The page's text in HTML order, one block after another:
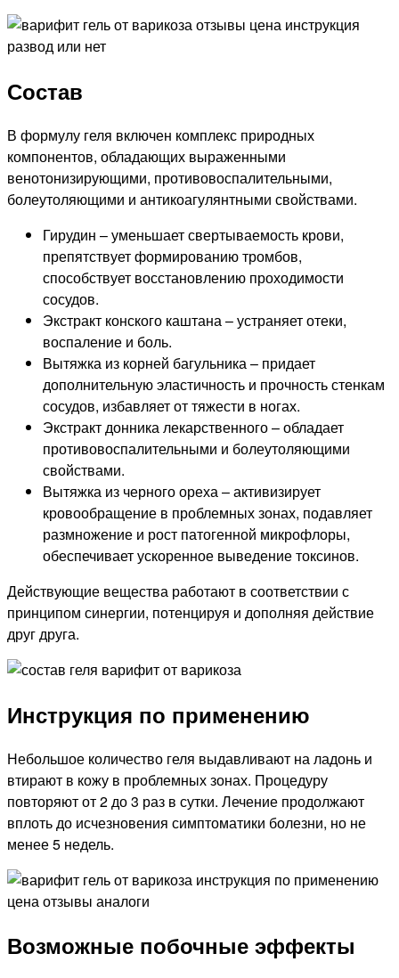
Состав
В формулу геля включен комплекс природных
компонентов, обладающих выраженными
венотонизирующими, противовоспалительными,
болеутоляющими и антикоагулянтными свойствами.
Гирудин – уменьшает свертываемость крови,
препятствует формированию тромбов,
способствует восстановлению проходимости
сосудов.
Экстракт конского каштана – устраняет отеки,
воспаление и боль.
Вытяжка из корней багульника – придает
дополнительную эластичность и прочность стенкам
сосудов, избавляет от тяжести в ногах.
Экстракт донника лекарственного – обладает
противовоспалительными и болеутоляющими
свойствами.
Вытяжка из черного ореха – активизирует
кровообращение в проблемных зонах, подавляет
размножение и рост патогенной микрофлоры,
обеспечивает ускоренное выведение токсинов.
Действующие вещества работают в соответствии с
принципом синергии, потенцируя и дополняя действие
друг друга.
Инструкция по применению
Небольшое количество геля выдавливают на ладонь и
втирают в кожу в проблемных зонах. Процедуру
повторяют от 2 до 3 раз в сутки. Лечение продолжают
вплоть до исчезновения симптоматики болезни, но не
менее 5 недель.
Возможные побочные эффекты